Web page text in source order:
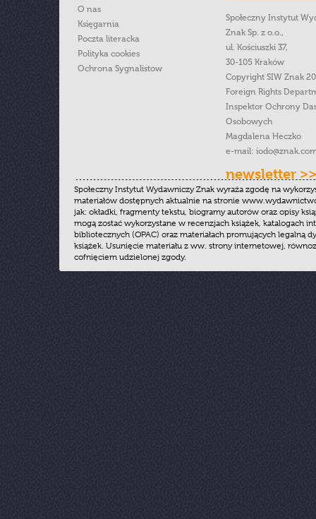
O nas
Księgarnia
Poczta literacka
Polityka cookies
Ochrona Sygnalistow
Społeczny Instytut
Znak Sp. z o.o.,
ul. Kościuszki 37,
30-105 Kraków
Copyright SIW Znak
Foreign Rights
Inspektor Ochrony
Osobowych
Magdalena Heczko
e-mail:
newsletter >>
Społeczny Instytut Wydawniczy Znak wyraża zgodę na
materiałów dostępnych aktualnie na stronie
jak: okładki, fragmenty tekstu, biogramy autorów oraz opisy
mogą zostać wykorzystane w recenzjach książek, katalogach
bibliotecznych (OPAC) oraz materiałach promujących legalną
książek. Usunięcie materiału z ww. strony internetowej,
cofnięciem udzielonej zgody.